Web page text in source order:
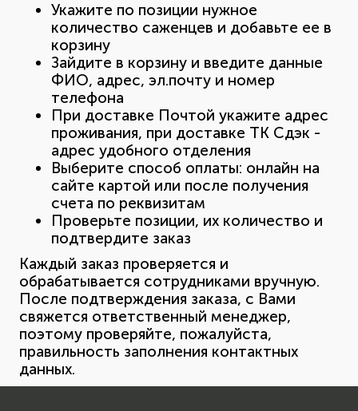
Укажите по позиции нужное
количество саженцев и добавьте ее в
корзину
Зайдите в корзину и введите данные
ФИО, адрес, эл.почту и номер
телефона
При доставке Почтой укажите адрес
проживания, при доставке ТК Сдэк -
адрес удобного отделения
Выберите способ оплаты: онлайн на
сайте картой или после получения
счета по реквизитам
Проверьте позиции, их количество и
подтвердите заказ
Каждый заказ проверяется и
обрабатывается сотрудниками вручную.
После подтверждения заказа, с Вами
свяжется ответственный менеджер,
поэтому проверяйте, пожалуйста,
правильность заполнения контактных
данных.